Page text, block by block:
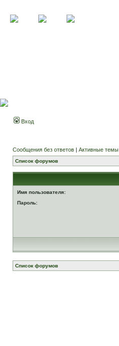
Вход
Сообщения без ответов | Активные темы
Список форумов
Имя пользователя:
Пароль:
Список форумов